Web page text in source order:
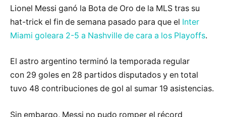
Lionel Messi ganó la Bota de Oro de la MLS tras su
hat-trick el fin de semana pasado para que el Inter
Miami goleara 2-5 a Nashville de cara a los Playoffs.
El astro argentino terminó la temporada regular
con 29 goles en 28 partidos disputados y en total
tuvo 48 contribuciones de gol al sumar 19 asistencias.
Sin embargo, Messi no pudo romper el récord